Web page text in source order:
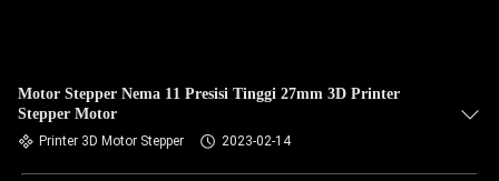
Motor Stepper Nema 11 Presisi Tinggi 27mm 3D Printer
Stepper Motor
Printer 3D Motor Stepper 2023-02-14